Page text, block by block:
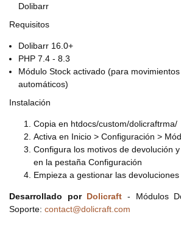
Dolibarr
Requisitos
Dolibarr 16.0+
PHP 7.4 - 8.3
Módulo Stock activado (para
automáticos)
Instalación
Copia en htdocs/custom/dolicraftrma/
Activa en Inicio > Configuración >
Configura los motivos de devolución
en la pestaña Configuración
Empieza a gestionar las
Desarrollado por Dolicraft - Módulos
Soporte: contact@dolicraft.com